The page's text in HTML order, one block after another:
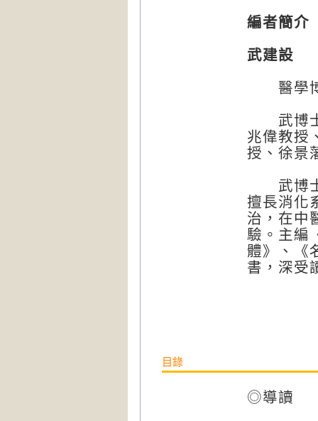
編者簡介
武建設
醫學博
武博士
兆偉教授
授、徐景
武博士
擅長消化
治，在中
驗。主編
體》、《
書，深受
目錄
◎導讀